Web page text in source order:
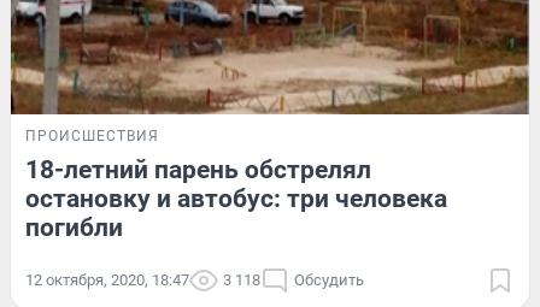
ПРОИСШЕСТВИЯ
18-летний парень обстрелял
остановку и автобус: три человека
погибли
12 октября, 2020, 18:47 3 118 Обсудить